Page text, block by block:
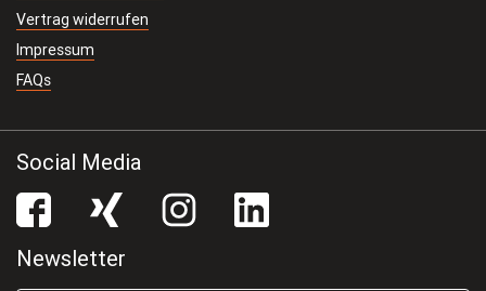
Vertrag widerrufen
Impressum
FAQs
Social Media
facebook Xing Instagram LinkedIn
Newsletter